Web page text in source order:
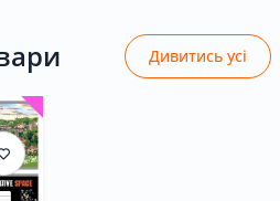
Дивитись усі